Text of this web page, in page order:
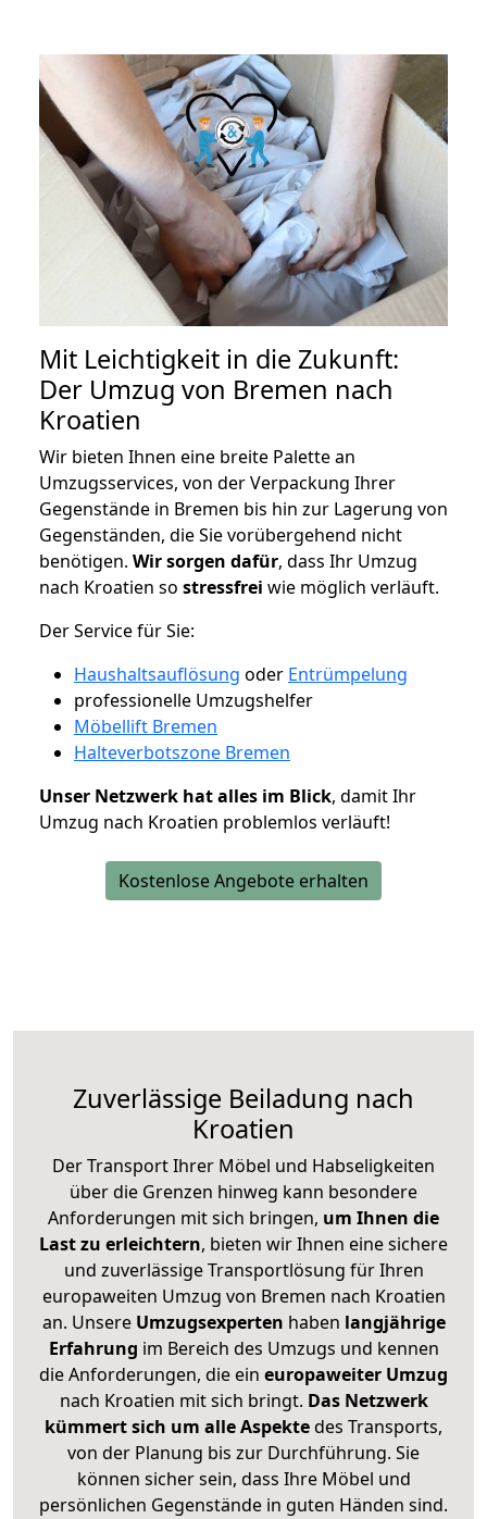
Mit Leichtigkeit in die Zukunft:
Der Umzug von Bremen nach
Kroatien
Wir bieten Ihnen eine breite Palette an
Umzugsservices, von der Verpackung Ihrer
Gegenstände in Bremen bis hin zur Lagerung von
Gegenständen, die Sie vorübergehend nicht
benötigen. Wir sorgen dafür, dass Ihr Umzug
nach Kroatien so stressfrei wie möglich verläuft.
Der Service für Sie:
Haushaltsauflösung oder Entrümpelung
professionelle Umzugshelfer
Möbellift Bremen
Halteverbotszone Bremen
Unser Netzwerk hat alles im Blick, damit Ihr
Umzug nach Kroatien problemlos verläuft!
Kostenlose Angebote erhalten
Zuverlässige Beiladung nach
Kroatien
Der Transport Ihrer Möbel und Habseligkeiten
über die Grenzen hinweg kann besondere
Anforderungen mit sich bringen, um Ihnen die
Last zu erleichtern, bieten wir Ihnen eine sichere
und zuverlässige Transportlösung für Ihren
europaweiten Umzug von Bremen nach Kroatien
an. Unsere Umzugsexperten haben langjährige
Erfahrung im Bereich des Umzugs und kennen
die Anforderungen, die ein europaweiter Umzug
nach Kroatien mit sich bringt. Das Netzwerk
kümmert sich um alle Aspektedes Transports,
von der Planung bis zur Durchführung. Sie
können sicher sein, dass Ihre Möbel und
persönlichen Gegenstände in guten Händen sind.